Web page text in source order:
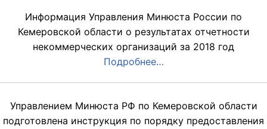
Информация Управления Минюста России по
Кемеровской области о результатах отчетности
некоммерческих организаций за 2018 год
Подробнее…
Управлением Минюста РФ по Кемеровской области
подготовлена инструкция по порядку предоставления